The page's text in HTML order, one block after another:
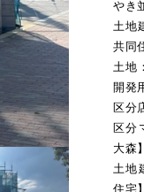
やき
土地
共同
土地
開発
区分
区分
大森】
土地
住宅】